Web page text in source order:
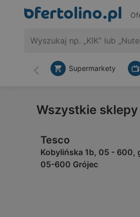
Wstecz
Supermarkety
Wszystkie
Tesco
Kobylińska 1b, 05 - 600,
05-600 Grójec